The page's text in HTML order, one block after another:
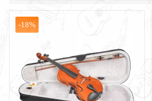
-18%